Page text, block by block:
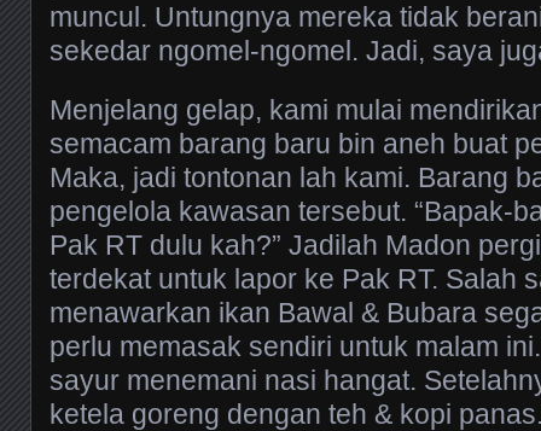
muncul. Untungnya mereka tidak
sekedar ngomel-ngomel. Jadi, saya
Menjelang gelap, kami mulai
semacam barang baru bin aneh buat
Maka, jadi tontonan lah kami. Barang
pengelola kawasan tersebut. “Bapak-
Pak RT dulu kah?” Jadilah Madon
terdekat untuk lapor ke Pak RT. Salah
menawarkan ikan Bawal & Bubara
perlu memasak sendiri untuk malam
sayur menemani nasi hangat.
ketela goreng dengan teh & kopi